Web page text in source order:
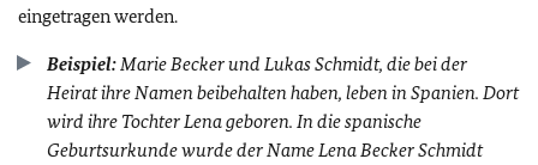
eingetragen werden.
Beispiel: Marie Becker und Lukas Schmidt, die bei der
Heirat ihre Namen beibehalten haben, leben in Spanien. Dort
wird ihre Tochter Lena geboren. In die spanische
Geburtsurkunde wurde der Name Lena Becker Schmidt